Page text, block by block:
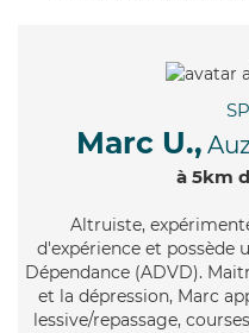
Marc U.,
à 5km
Altruiste,
d'expérience et possède
Dépendance (ADVD).
et la dépression, Marc
lessive/repassage,